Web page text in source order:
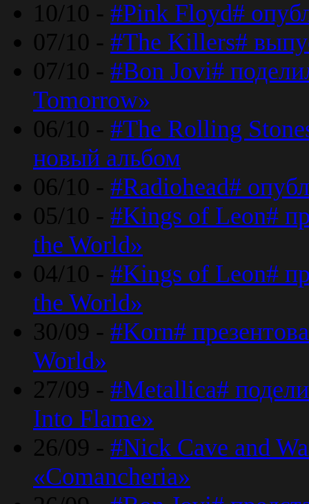
10/10 - #Pink Floyd#
07/10 - #The Killers#
07/10 - #Bon Jovi#
Tomorrow»
06/10 - #The Rolling
новый альбом
06/10 - #Radiohead#
05/10 - #Kings of Leon#
the World»
04/10 - #Kings of Leon#
the World»
30/09 - #Korn#
World»
27/09 - #Metallica#
Into Flame»
26/09 - #Nick Cave and
«Comancheria»